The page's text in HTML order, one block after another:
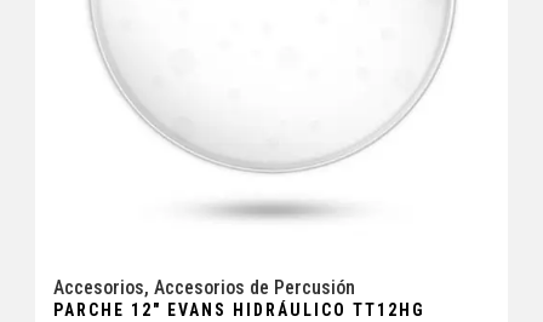
Accesorios, Accesorios de Percusión
PARCHE 12″ EVANS HIDRÁULICO TT12HG